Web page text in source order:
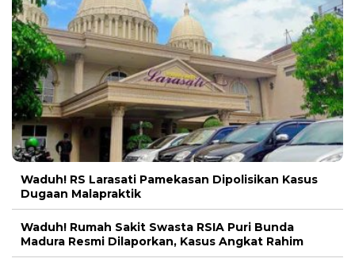
Waduh! RS Larasati Pamekasan Dipolisikan Kasus
Dugaan Malapraktik
Waduh! Rumah Sakit Swasta RSIA Puri Bunda
Madura Resmi Dilaporkan, Kasus Angkat Rahim